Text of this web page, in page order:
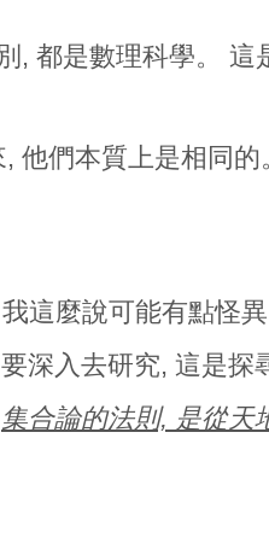
, 都是數理科學。 這
他們本質上是相同
我這麼說可能有點怪
深入去研究, 這是探
集合論的法則, 是從天